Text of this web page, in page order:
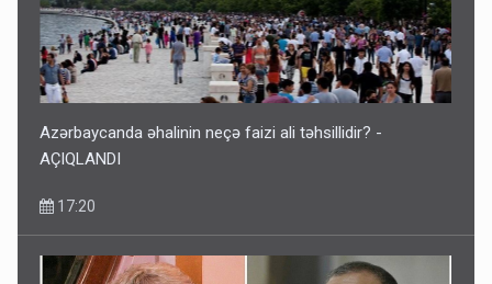
Azərbaycanda əhalinin neçə faizi ali təhsillidir? -
AÇIQLANDI
17:20